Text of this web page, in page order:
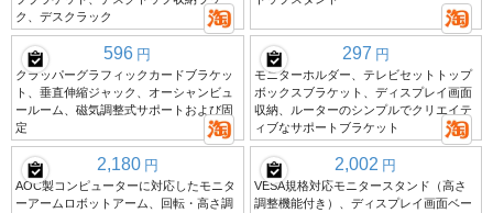
ク、デスクラック
596 円
クラッパーグラフィックカードブラケッ
ト、垂直伸縮ジャック、オーシャンビュ
ールーム、磁気調整式サポートおよび固
定
297 円
モニターホルダー、テレビセットトップ
ボックスブラケット、ディスプレイ画面
収納、ルーターのシンプルでクリエイテ
ィブなサポートブラケット
2,180 円
AOC製コンピューターに対応したモニタ
ーアームロボットアーム、回転・高さ調
2,002 円
VESA規格対応モニタースタンド（高さ
調整機能付き）、ディスプレイ画面ベー